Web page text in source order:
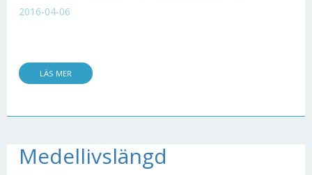
2016-04-06
LÄS MER
Medellivslängd